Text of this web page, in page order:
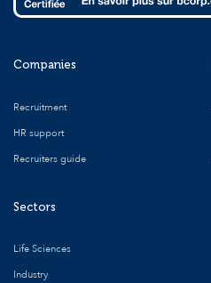
Companies
Recruitment
HR support
Recruiters guide
Sectors
Life Sciences
Industry